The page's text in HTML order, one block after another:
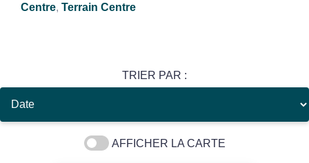
Centre, Terrain Centre
TRIER PAR :
AFFICHER LA CARTE